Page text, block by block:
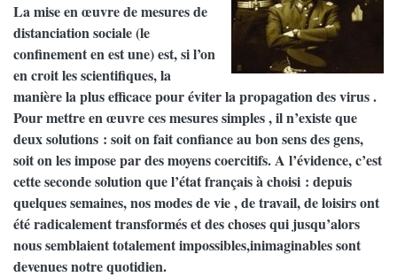
La mise en œuvre de mesures de
distanciation sociale (le
confinement en est une) est, si l’on
en croit les scientifiques, la
manière la plus efficace pour éviter la propagation des virus .
Pour mettre en œuvre ces mesures simples , il n’existe que
deux solutions : soit on fait confiance au bon sens des gens,
soit on les impose par des moyens coercitifs. A l’évidence, c’est
cette seconde solution que l’état français à choisi : depuis
quelques semaines, nos modes de vie , de travail, de loisirs ont
été radicalement transformés et des choses qui jusqu’alors
nous semblaient totalement impossibles,inimaginables sont
devenues notre quotidien.